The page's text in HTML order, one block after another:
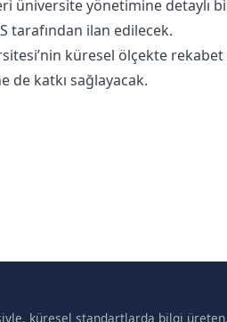
üniversite yönetimine
tarafından ilan edilecek.
küresel ölçekte
de katkı sağlayacak.
küresel standartlarda bilgi